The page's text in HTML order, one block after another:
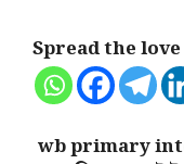
Spread the love
wb primary